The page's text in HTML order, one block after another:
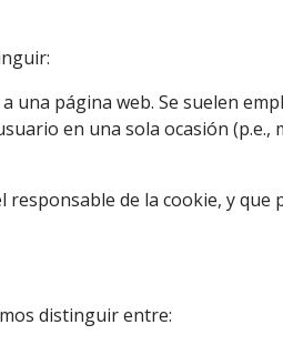
una página web. Se suelen
en una sola ocasión (p.e.,
de la cookie, y que
distinguir entre: